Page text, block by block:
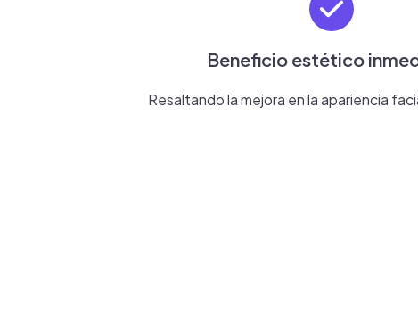
Beneficio estético
Resaltando la mejora en la apariencia